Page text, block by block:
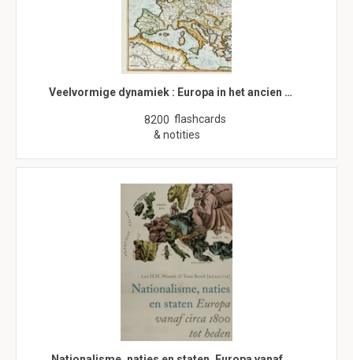
Veelvormige dynamiek : Europa in het ancien …
8200 flashcards
& notities